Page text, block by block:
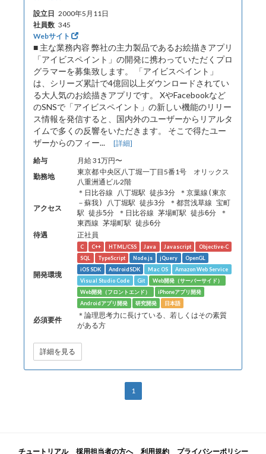
設立日 2000年5月11日
社員数 345
Webサイト
■ 主な業務内容 弊社の主力製品であるお絵描きアプリ
「アイビスペイント」の開発に携わっていただくプロ
グラマーを募集致します。 「アイビスペイント」
は、シリーズ累計で4億回以上ダウンロードされてい
る大人気のお絵描きアプリです。 XやFacebookなど
のSNSで「アイビスペイント」の新しい機能のリリー
ス情報を発信すると、国内外のユーザーからリアルタ
イムで多くの反響をいただきます。 そこで得たユー
ザーからのフィー... [詳細]
給与
月給 31万円〜
勤務地
東京都 中央区八丁堀一丁目5番1号 オリックス
八重洲通ビル2階
アクセス
＊日比谷線 八丁堀駅 徒歩3分 ＊京葉線(東京
－蘇我) 八丁堀駅 徒歩3分 ＊都営浅草線 宝町
駅 徒歩5分 ＊日比谷線 茅場町駅 徒歩6分 ＊
東西線 茅場町駅 徒歩6分
待遇 正社員
開発環境
C C++ HTML/CSS Java Javascript
Objective-C
SQL
TypeScript Node.js jQuery
OpenGL
iOS SDK
AndroidSDK Mac OS
Amazon Web Service
Visual Studio Code
Git
Web開発（サーバーサイド）
Web開発（フロントエンド）
iPhoneアプリ開発
Androidアプリ開発
研究開発 日本語
必須要件
＊論理思考力に長けている、若しくはその素質
がある方
詳細を見る
1
チュートリアル 採用担当者の方へ 利用規約 プライバシーポリシー